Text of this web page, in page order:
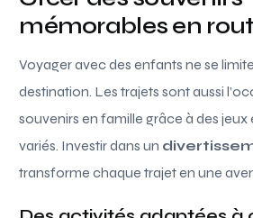
mémorables en
Voyager avec des enfants ne se
destination. Les trajets sont aussi
souvenirs en famille grâce à des jeux
variés. Investir dans un
transforme chaque trajet en une